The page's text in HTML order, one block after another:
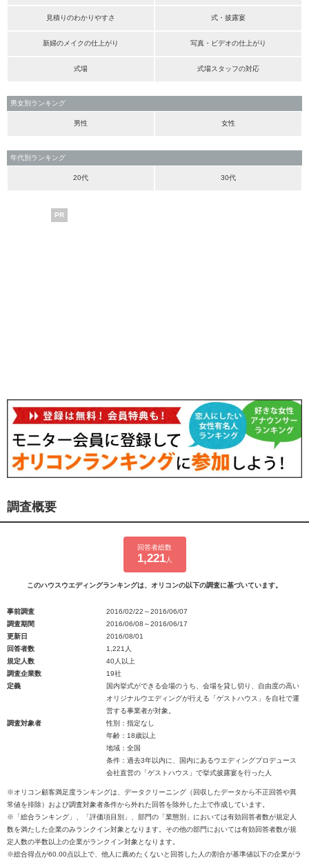
見積りのわかりやすさ 式・披露宴
新婦のメイクの仕上がり 写真・ビデオの仕上がり
式場 式場スタッフの対応
男女別ランキング
男性 女性
年代別ランキング
20代 30代
PR
調査概要
回答者総数
1,221人
このハウスウエディングランキングは、オリコンの以下の調査に基づいています。
事前調査
2016/02/22～2016/06/07
調査期間
2016/06/08～2016/06/17
更新日
2016/08/01
回答者数
1,221人
規定人数
40人以上
調査企業数
19社
定義
国内挙式ができる会場のうち、会場を貸し切り、自由度の高い
オリジナルウエディングが行える「ゲストハウス」を自社で運
営する事業者が対象。
調査対象者
性別：指定なし
年齢：18歳以上
地域：全国
条件：過去3年以内に、国内にあるウエディングプロデュース
会社直営の「ゲストハウス」で挙式披露宴を行った人
※オリコン顧客満足度ランキングは、データクリーニング（回収したデータから不正回答や異
常値を排除）および調査対象者条件から外れた回答を除外した上で作成しています。
※「総合ランキング」、「評価項目別」、部門の「業態別」においては有効回答者数が規定人
数を満たした企業のみランクイン対象となります。その他の部門においては有効回答者数が規
定人数の半数以上の企業がランクイン対象となります。
※総合得点が60.00点以上で、他人に薦めたくないと回答した人の割合が基準値以下の企業がラ